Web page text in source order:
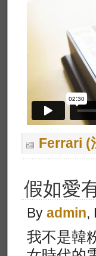
Ferrari (
假如愛
By admin,
我不是韓